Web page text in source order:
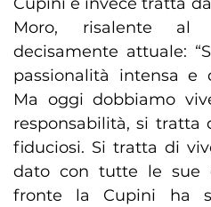
Moro, risalente al
decisamente attuale:
passionalità intensa e
Ma oggi dobbiamo
responsabilità, si tratta
fiduciosi. Si tratta di
dato con tutte le sue
fronte la Cupini ha